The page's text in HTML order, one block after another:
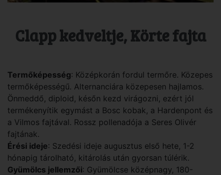
Clapp kedveltje, Körte fajta
Termőképesség: Középkorán fordul termőre. Közepes
termőképességű. Alternanciára közepesen hajlamos.
Önmeddő, diploid, későn kezd virágozni, ezért jól
termékenyítik egymást a Bosc kobak, a Hardenpont és
a Vilmos fajtával. Rossz pollenadója a Seres Olivér
fajtának.
Érési ideje: Szedési ideje augusztus első hete, 1-2
hónapig tárolható, kitárolás után gyorsan túlérik.
Gyümölcs jellemzői: Gyümölcse középnagy, 180-